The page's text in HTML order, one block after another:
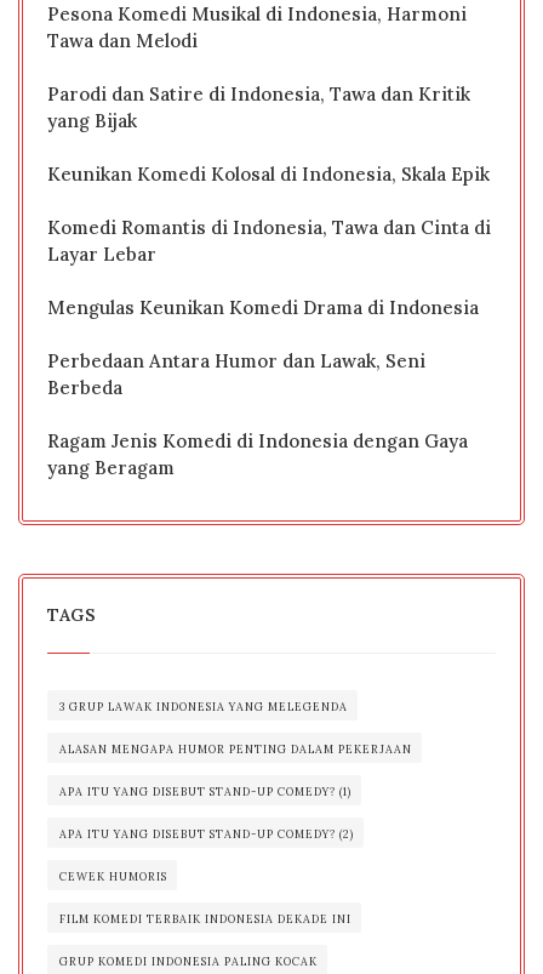
Pesona Komedi Musikal di Indonesia, Harmoni
Tawa dan Melodi
Parodi dan Satire di Indonesia, Tawa dan Kritik
yang Bijak
Keunikan Komedi Kolosal di Indonesia, Skala Epik
Komedi Romantis di Indonesia, Tawa dan Cinta di
Layar Lebar
Mengulas Keunikan Komedi Drama di Indonesia
Perbedaan Antara Humor dan Lawak, Seni
Berbeda
Ragam Jenis Komedi di Indonesia dengan Gaya
yang Beragam
TAGS
3 GRUP LAWAK INDONESIA YANG MELEGENDA
ALASAN MENGAPA HUMOR PENTING DALAM PEKERJAAN
APA ITU YANG DISEBUT STAND-UP COMEDY? (1)
APA ITU YANG DISEBUT STAND-UP COMEDY? (2)
CEWEK HUMORIS
FILM KOMEDI TERBAIK INDONESIA DEKADE INI
GRUP KOMEDI INDONESIA PALING KOCAK